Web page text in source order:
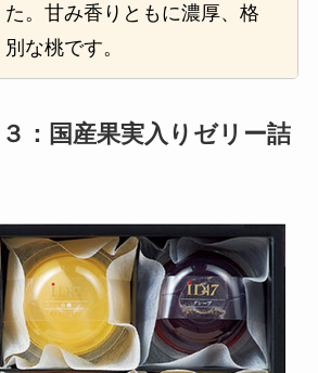
た。甘み香りともに濃厚、格
別な桃です。
：国産果実入りゼリー詰